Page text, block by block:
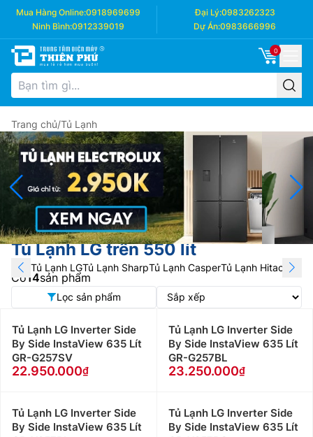
Mua Hàng Online:0918969699 Đại Lý:0983262323
Ninh Bình:0912339019 Dự Án:0983666996
0
Trang chủ/Tủ Lạnh
Tủ Lạnh LG trên 550 lít
Tủ Lạnh LGTủ Lạnh SharpTủ Lạnh CasperTủ Lạnh HitachiTủ
Có 14sản phẩm
Lọc sản phẩm
Tủ Lạnh LG Inverter Side
By Side InstaView 635 Lít
GR-G257SV
22.950.000
Tủ Lạnh LG Inverter Side
By Side InstaView 635 Lít
GR-G257BL
23.250.000
Tủ Lạnh LG Inverter Side
By Side InstaView 635 Lít
Tủ Lạnh LG Inverter Side
By Side InstaView 635 Lít